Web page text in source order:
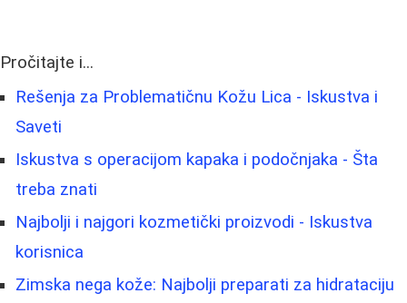
Pročitajte i...
Rešenja za Problematičnu Kožu Lica - Iskustva i
Saveti
Iskustva s operacijom kapaka i podočnjaka - Šta
treba znati
Najbolji i najgori kozmetički proizvodi - Iskustva
korisnica
Zimska nega kože: Najbolji preparati za hidrataciju